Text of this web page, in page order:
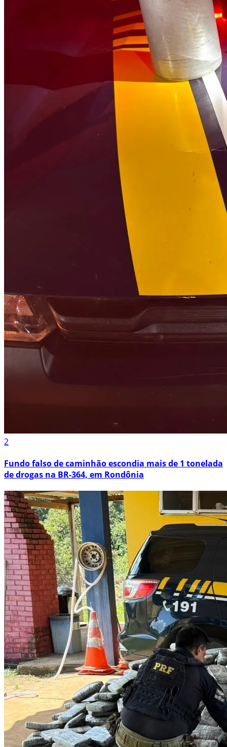
2
Fundo falso de caminhão escondia mais de 1 tonelada
de drogas na BR-364, em Rondônia